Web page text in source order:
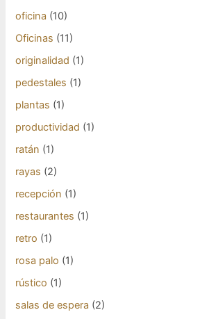
oficina (10)
Oficinas (11)
originalidad (1)
pedestales (1)
plantas (1)
productividad (1)
ratán (1)
rayas (2)
recepción (1)
restaurantes (1)
retro (1)
rosa palo (1)
rústico (1)
salas de espera (2)